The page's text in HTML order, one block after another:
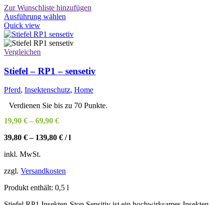
Zur Wunschliste hinzufügen
Ausführung wählen
weist
mehrere
Die
Optionen
können
auf
der
Quick view
Vergleichen
Stiefel – RP1 – sensetiv
Pferd, Insektenschutz, Home
Verdienen Sie bis zu 70 Punkte.
19,90 € – 69,90 €
39,80 €– 139,80 € /l
inkl. MwSt.
zzgl. Versandkosten
Produkt enthält: 0,5 l